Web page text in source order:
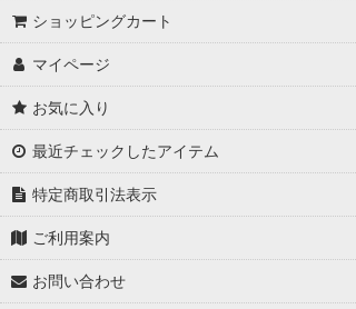
ショッピングカート
マイページ
お気に入り
最近チェックしたアイテム
特定商取引法表示
ご利用案内
お問い合わせ